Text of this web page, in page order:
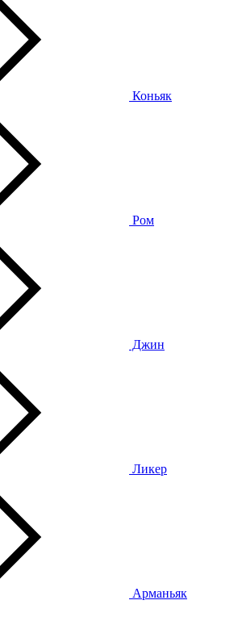
Коньяк
Ром
Джин
Ликер
Арманьяк